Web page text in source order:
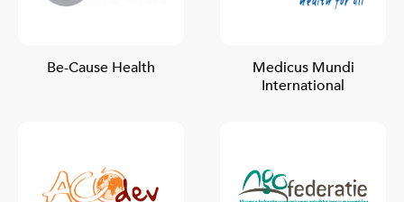
Be-Cause Health
Medicus Mundi
International